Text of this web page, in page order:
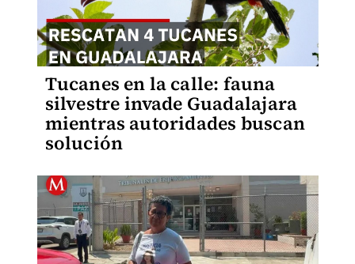
Tucanes en la calle: fauna
silvestre invade Guadalajara
mientras autoridades buscan
solución